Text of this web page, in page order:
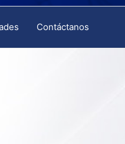
Contáctanos